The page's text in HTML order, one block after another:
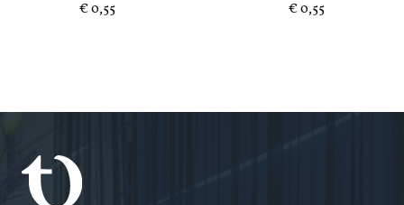
€0,55 €0,55